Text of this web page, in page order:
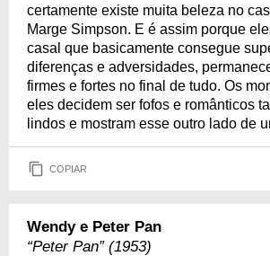
certamente existe muita beleza no
Marge Simpson. E é assim porque
casal que basicamente consegue
diferenças e adversidades,
firmes e fortes no final de tudo. Os
eles decidem ser fofos e românticos
lindos e mostram esse outro lado de
COPIAR
Wendy e Peter Pan
“Peter Pan” (1953)